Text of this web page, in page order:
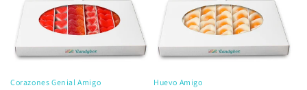
Corazones Genial Amigo Huevo Amigo